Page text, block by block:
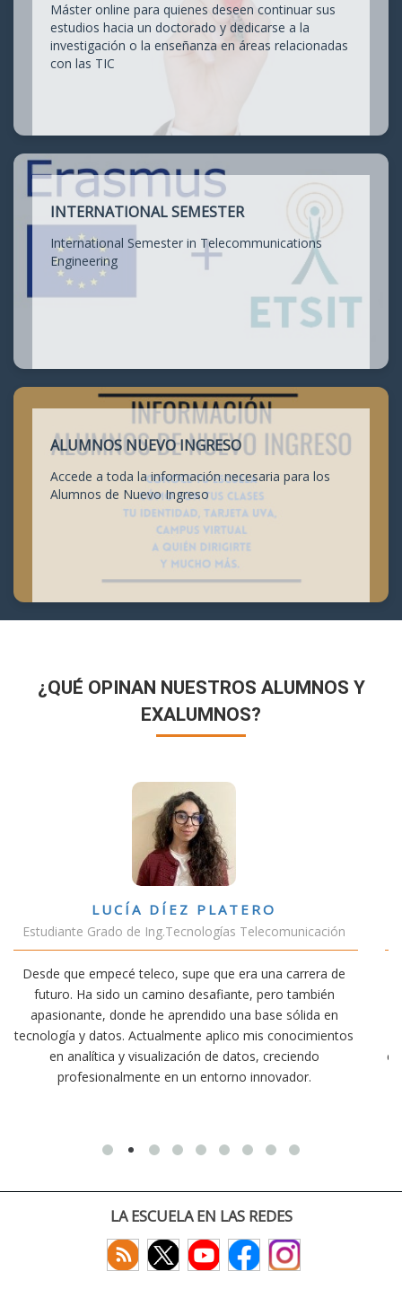
Máster online para quienes deseen continuar sus
estudios hacia un doctorado y dedicarse a la
investigación o la enseñanza en áreas relacionadas
con las TIC
INTERNATIONAL SEMESTER
International Semester in Telecommunications
Engineering
ALUMNOS NUEVO INGRESO
Accede a toda la información necesaria para los
Alumnos de Nuevo Ingreso
¿QUÉ OPINAN NUESTROS ALUMNOS Y
EXALUMNOS?
de
en
VÍCTOR SÁNCHEZ VALENCIA
Estudiante Doble Grado Teleco-ADE
Estudiar teleco me ha permitido comprender cómo
conectividad afecta nuestra vida diaria. Aunque la
exige esfuerzo, he dedicado parte de mi tiempo a
actividades como el salvamento y socorrismo.
convencido de que elegir teleco ha sido una de las
decisiones que he tomado.
LA ESCUELA EN LAS REDES